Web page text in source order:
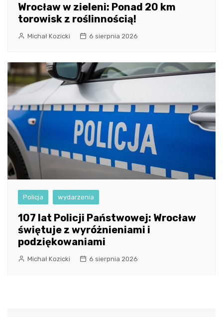
Wrocław w zieleni: Ponad 20 km
torowisk z roślinnością!
Michał Kozicki 6 sierpnia 2026
Policja wydarzenia
107 lat Policji Państwowej: Wrocław
świętuje z wyróżnieniami i
podziękowaniami
Michał Kozicki 6 sierpnia 2026